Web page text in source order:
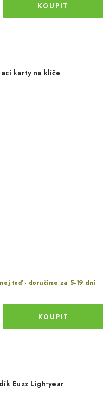
karty na klíče
teď - doručíme za 5-19 dní
Buzz Lightyear